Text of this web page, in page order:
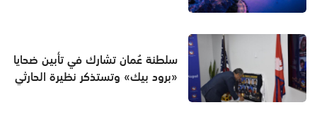
سلطنة عُمان تشارك في تأبين ضحايا
«برود بيك» وتستذكر نظيرة الحارثي